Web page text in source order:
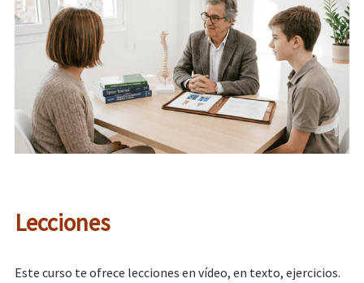
Lecciones
Este curso te ofrece lecciones en vídeo, en texto, ejercicios.